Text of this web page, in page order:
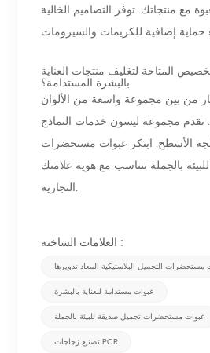
مع منتجاتك. توفر التصاميم الخالية
المتاحة لتغليف منتجات العناية
بالبشرة المستدامة؟
من بين مجموعة واسعة من الألوان
تقدم مجموعة ليسون خدمات النماذج
الأسطح. ابتكر عبوات مستحضرات
بالجملة تتناسب مع هوية علامتك
التجارية.
العلامات الساخنة :
التجميل البلاستيكية المعاد تدويرها
عبوات مستدامة للعناية بالبشرة
عبوات مستحضرات تجميل صديقة للبيئة بالجملة
تصنيع زجاجات PCR